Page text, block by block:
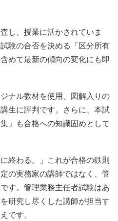
し、授業に活かされていま
験の合否を決める「区分所有
めて最新の傾向の変化にも即
ナル教材を使用。図解入りの
生に評判です。さらに、本試
」も合格への知識固めとして
終わる。」これが合格の鉄則
の実務家の講師ではなく、管
す。管理業務主任者試験はあ
研究し尽くした講師が担当す
です。